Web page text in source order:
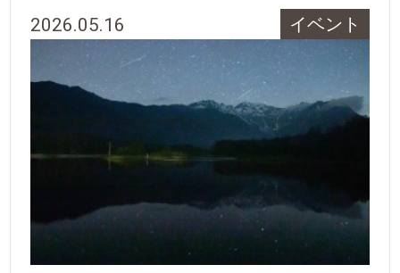
2026.05.16 イベント